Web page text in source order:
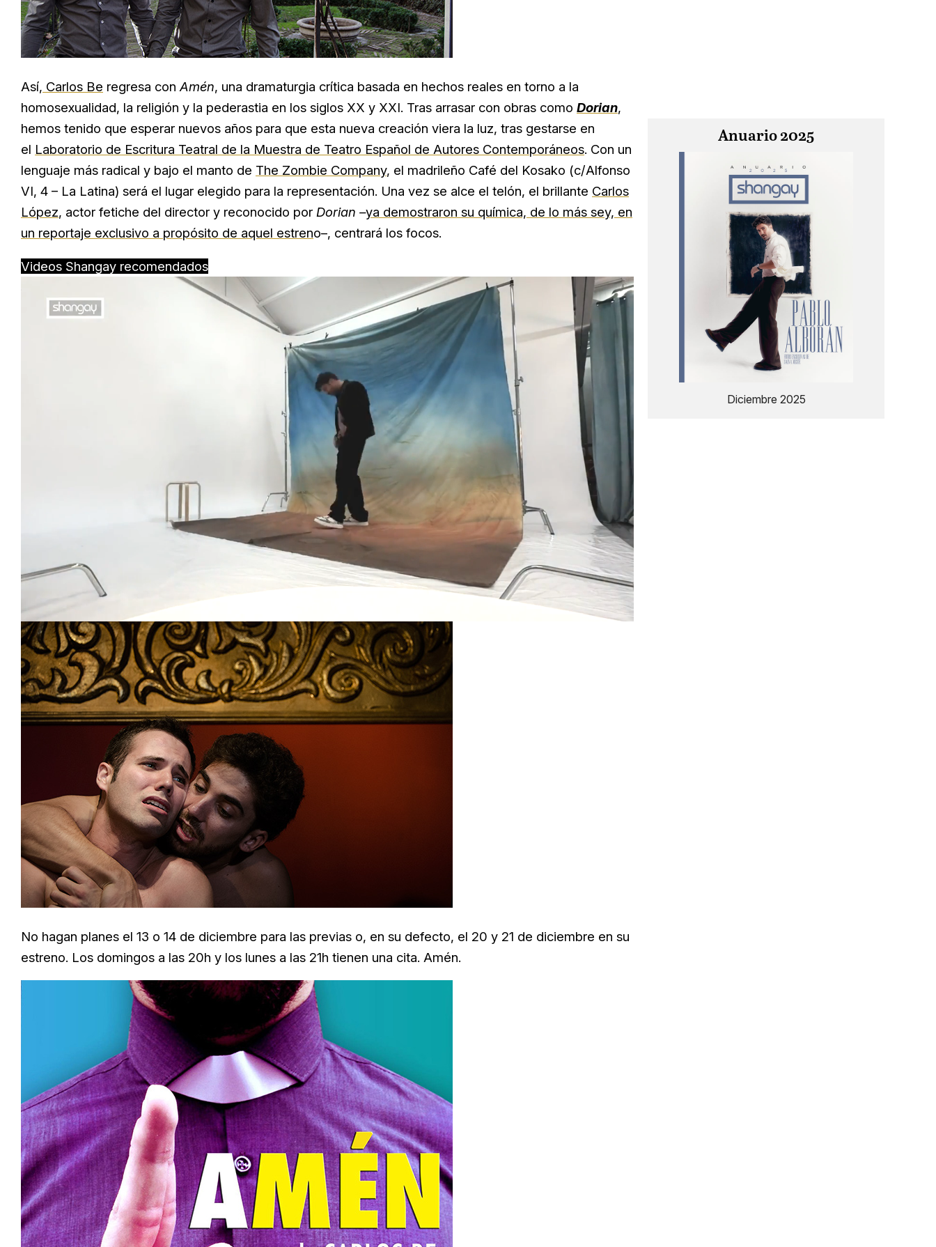
Así, Carlos Be regresa con Amén, una dramaturgia crítica basada en hechos reales en torno a la
homosexualidad, la religión y la pederastia en los siglos XX y XXI. Tras arrasar con obras como Dorian,
hemos tenido que esperar nuevos años para que esta nueva creación viera la luz, tras gestarse en
el Laboratorio de Escritura Teatral de la Muestra de Teatro Español de Autores Contemporáneos. Con un
lenguaje más radical y bajo el manto de The Zombie Company, el madrileño Café del Kosako (c/Alfonso
VI, 4 – La Latina) será el lugar elegido para la representación. Una vez se alce el telón, el brillante Carlos
López, actor fetiche del director y reconocido por Dorian –ya demostraron su química, de lo más sey, en
un reportaje exclusivo a propósito de aquel estreno–, centrará los focos.
Videos Shangay recomendados
100.00%
No hagan planes el 13 o 14 de diciembre para las previas o, en su defecto, el 20 y 21 de diciembre en su
estreno. Los domingos a las 20h y los lunes a las 21h tienen una cita. Amén.
Anuario 2025
Diciembre 2025